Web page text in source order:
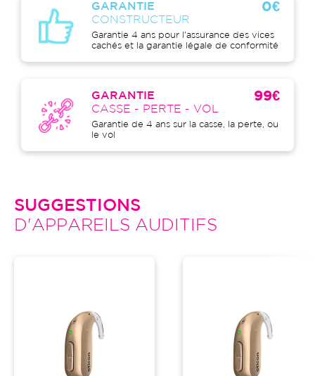
GARANTIE
CONSTRUCTEUR
0€
Garantie 4 ans pour l'assurance des vices
cachés et la garantie légale de conformité
GARANTIE
CASSE - PERTE - VOL
99€
Garantie de 4 ans sur la casse, la perte, ou
le vol
SUGGESTIONS
D'APPAREILS AUDITIFS